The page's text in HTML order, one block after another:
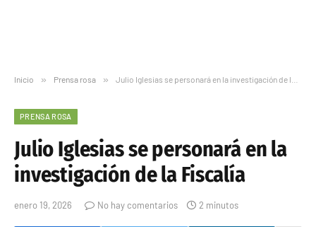
Inicio » Prensa rosa » Julio Iglesias se personará en la investigación de la Fiscalía
PRENSA ROSA
Julio Iglesias se personará en la
investigación de la Fiscalía
enero 19, 2026 No hay comentarios 2 minutos